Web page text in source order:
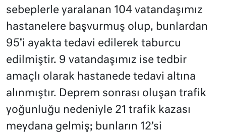
sebeplerle yaralanan 104 vatandaşımız
hastanelere başvurmuş olup, bunlardan
95’i ayakta tedavi edilerek taburcu
edilmiştir. 9 vatandaşımız ise tedbir
amaçlı olarak hastanede tedavi altına
alınmıştır. Deprem sonrası oluşan trafik
yoğunluğu nedeniyle 21 trafik kazası
meydana gelmiş; bunların 12’si